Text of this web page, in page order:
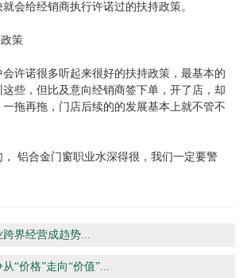
会给经销商执行许诺过的扶持政策。
策
许诺很多听起来很好的扶持政策，最基本的
些，但比及意向经销商签下单，开了店，却
拖再拖，门店后续的的发展基本上就不管不
铝合金门窗职业水深得很，我们一定要警
跨界经营成趋势...
“价格”走向“价值”...